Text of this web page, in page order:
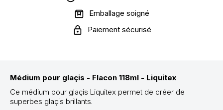
Emballage soigné
Paiement sécurisé
Médium pour glaçis - Flacon 118ml - Liquitex
Ce médium pour glaçis Liquitex permet de créer de
superbes glaçis brillants.